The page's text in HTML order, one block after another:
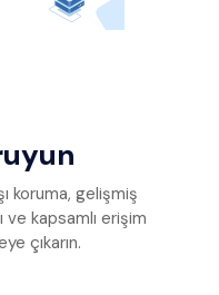
koruma, gelişmiş
ve kapsamlı erişim
çıkarın.